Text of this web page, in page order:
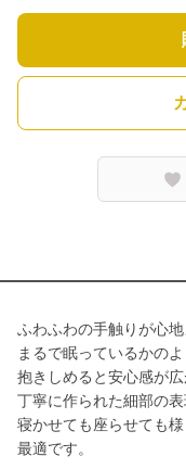
ふわふわの手触りが心
まるで眠っているかの
抱きしめると安心感が広
丁寧に作られた細部の
寝かせても座らせても
最適です。